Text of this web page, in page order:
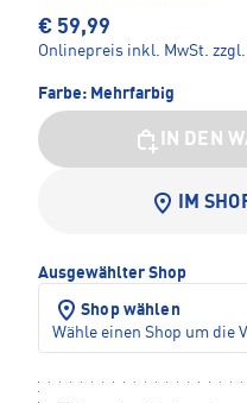
€ 59,99
Onlinepreis inkl. MwSt. zzgl.
Farbe: Mehrfarbig
IN DEN
IM
Ausgewählter Shop
Shop wählen
Wähle einen Shop um die